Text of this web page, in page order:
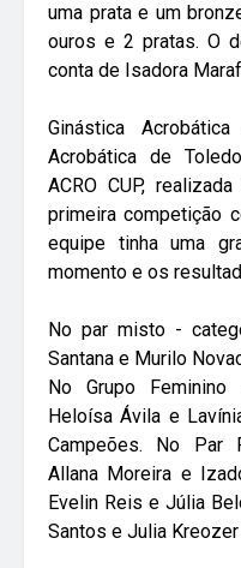
uma prata e um
ouros e 2 pratas. O
conta de Isadora
Ginástica
Acrobática de
ACRO CUP,
primeira competição
equipe tinha uma
momento e os
No par misto -
Santana e Murilo
No Grupo
Heloísa Ávila e
Campeões. No Par
Allana Moreira e
Evelin Reis e Júlia
Santos e Julia